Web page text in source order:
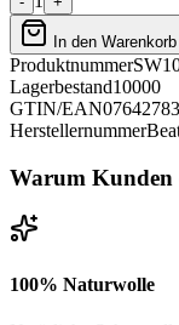
In den Warenkorb
Produktnummer
Lagerbestand10000
GTIN/EAN
Herstellernummer
Warum Kunden
100% Naturwolle